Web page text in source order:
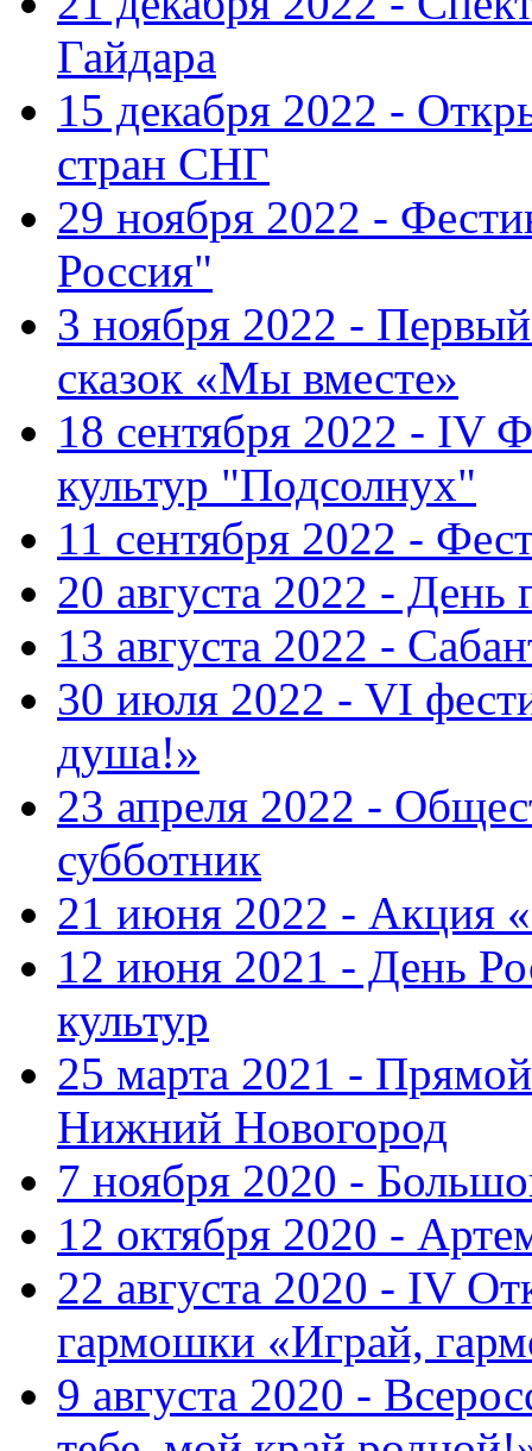
Гайдара
15 декабря 2022 -
стран СНГ
29 ноября 2022 -
Россия"
3 ноября 2022 -
сказок «Мы вместе»
18 сентября 2022 - IV
культур "Подсолнух"
11 сентября 2022 -
20 августа 2022 - День
13 августа 2022 -
30 июля 2022 - VI
душа!»
23 апреля 2022 -
субботник
21 июня 2022 - Акция
12 июня 2021 - День
культур
25 марта 2021 -
Нижний Новогород
7 ноября 2020 -
12 октября 2020 -
22 августа 2020 - IV
гармошки «Играй,
9 августа 2020 -